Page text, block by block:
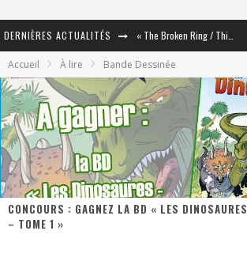
DERNIÈRES ACTUALITÉS
« Le Béton et le Bambou / Propositions pour Mayotte et le Monde. » - Améliorations !
Star Fox
PsyRiver 2026 : la magie revient sur les rives de l’Aar
« MOFUSAND / Parler Japonais » – Des Expressions Pratiques !
Accueil À lire Bande Dessinée
CONCOURS : GAGNEZ LA BD « LES DINOSAURES
– TOME 1 »